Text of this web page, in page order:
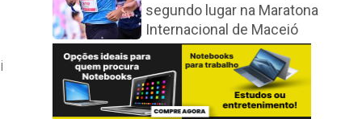
segundo lugar na Maratona
Internacional de Maceió